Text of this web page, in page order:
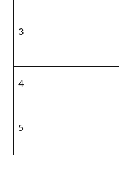
3
4
5